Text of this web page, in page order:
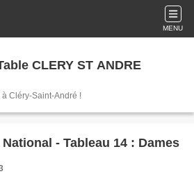
MENU
CLERY ST ANDRE
Cléry-Saint-André !
- Tableau 14 : Dames